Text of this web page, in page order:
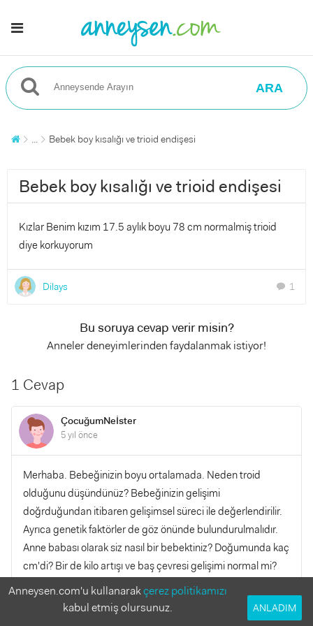
ARA
... Bebek boy kısalığı ve trioid endişesi
Bebek boy kısalığı ve trioid endişesi
Kızlar Benim kızım 17.5 aylık boyu 78 cm normalmiş trioid
diye korkuyorum
Dilays chat 1
Bu soruya cevap verir misin?
Anneler deneyimlerinden faydalanmak istiyor!
1 Cevap
ÇocuğumNeİster
5 yıl önce
Merhaba. Bebeğinizin boyu ortalamada. Neden troid
olduğunu düşündünüz? Bebeğinizin gelişimi
doğrduğundan itibaren gelişimsel süreci ile değerlendirilir.
Ayrıca genetik faktörler de göz önünde bulundurulmalıdır.
Anne babası olarak siz nasıl bir bebektiniz? Doğumunda kaç
cm'di? Bir de kilo artışı ve baş çevresi gelişimi normal mi?
Bunlara da bakmak gerekir.
YANITLA
Anneysen.com'u kullanarakçerez politikamızı
kabul etmiş olursunuz.
ANLADIM